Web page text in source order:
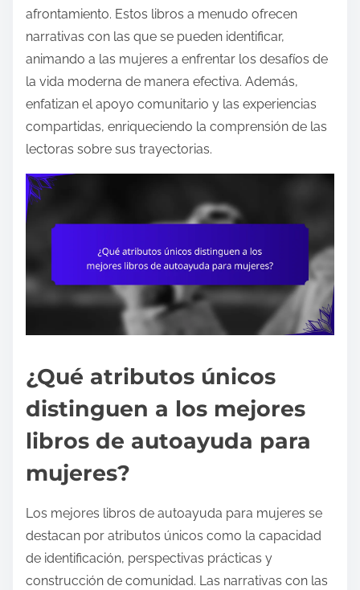
afrontamiento. Estos libros a menudo ofrecen
narrativas con las que se pueden identificar,
animando a las mujeres a enfrentar los desafíos de
la vida moderna de manera efectiva. Además,
enfatizan el apoyo comunitario y las experiencias
compartidas, enriqueciendo la comprensión de las
lectoras sobre sus trayectorias.
¿Qué atributos únicos
distinguen a los mejores
libros de autoayuda para
mujeres?
Los mejores libros de autoayuda para mujeres se
destacan por atributos únicos como la capacidad
de identificación, perspectivas prácticas y
construcción de comunidad. Las narrativas con las